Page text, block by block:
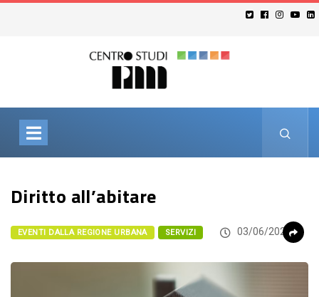
Diritto all’abitare
EVENTI DALLA REGIONE URBANA SERVIZI 03/06/2026